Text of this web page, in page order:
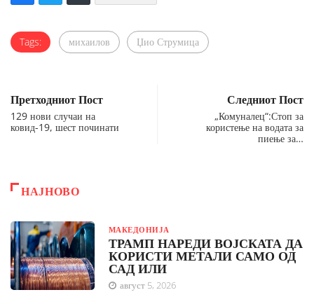
Tags: михаилов Џио Струмица
Претходниот Пост
129 нови случаи на
ковид-19, шест починати
Следниот Пост
„Комуналец“:Стоп за
користење на водата за
пиење за…
НАЈНОВО
МАКЕДОНИЈА
ТРАМП НАРЕДИ ВОЈСКАТА ДА
КОРИСТИ МЕТАЛИ САМО ОД
САД ИЛИ
август 5, 2026